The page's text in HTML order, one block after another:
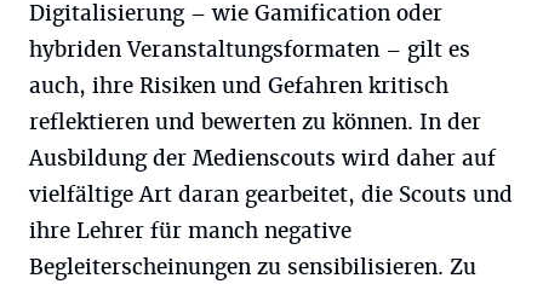
Digitalisierung – wie Gamification oder
hybriden Veranstaltungsformaten – gilt es
auch, ihre Risiken und Gefahren kritisch
reflektieren und bewerten zu können. In der
Ausbildung der Medienscouts wird daher auf
vielfältige Art daran gearbeitet, die Scouts und
ihre Lehrer für manch negative
Begleiterscheinungen zu sensibilisieren. Zu